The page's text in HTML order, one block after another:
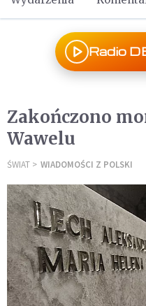
Radio
Zakończono
Wawelu
ŚWIAT WIADOMOŚCI Z POLSKI